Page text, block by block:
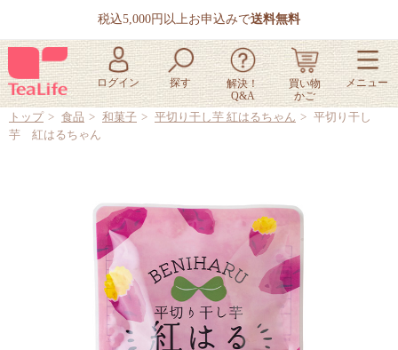
税込5,000円以上お申込みで送料無料
トップ 食品 和菓子 平切り干し芋 紅はるちゃん
平切り干し
芋 紅はるちゃん